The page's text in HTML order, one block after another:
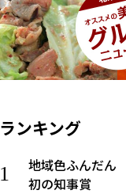
ランキング
地域色ふんだん
初の知事賞